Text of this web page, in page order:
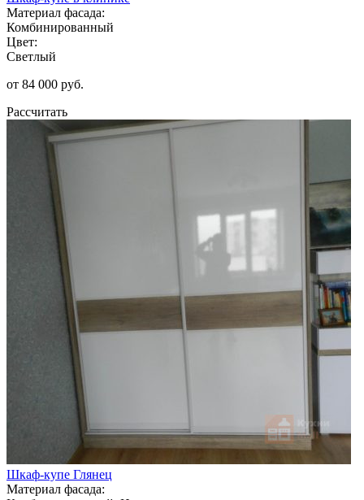
Материал фасада:
Комбинированный
Цвет:
Светлый
от 84 000 руб.
Рассчитать
Шкаф-купе Глянец
Материал фасада: